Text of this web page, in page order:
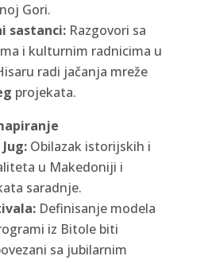
Gori.
sastanci:Razgovori sa
i kulturnim radnicima u
radi jačanja mreže
projekata.
Obilazak istorijskih i
u Makedoniji i
saradnje.
Definisanje modela
iz Bitole biti
sa jubilarnim